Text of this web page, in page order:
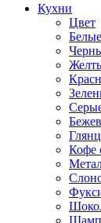
Кухни
Цвет
Белые
Кофе